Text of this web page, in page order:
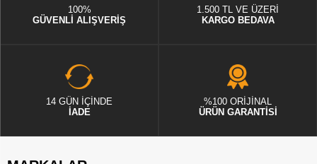
100%
GÜVENLİ ALIŞVERİŞ
1.500 TL VE ÜZERİ
KARGO BEDAVA
14 GÜN İÇİNDE
İADE
%100 ORİJİNAL
ÜRÜN GARANTİSİ